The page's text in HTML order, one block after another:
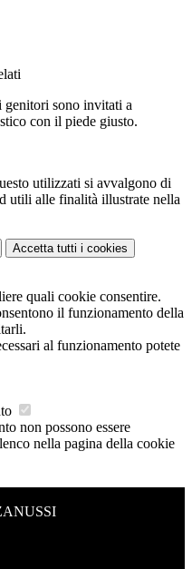
genitori sono invitati a
con il piede giusto.
utilizzati si avvalgono di
utili alle finalità illustrate nella
Accetta tutti i cookies
quali cookie consentire.
il funzionamento della
al funzionamento potete
non possono essere
nella pagina della cookie